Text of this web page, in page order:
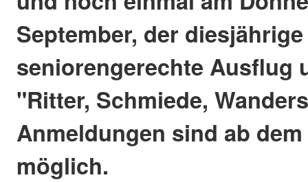
September, der diesjährige
seniorengerechte Ausflug
"Ritter, Schmiede,
Anmeldungen sind ab
möglich.